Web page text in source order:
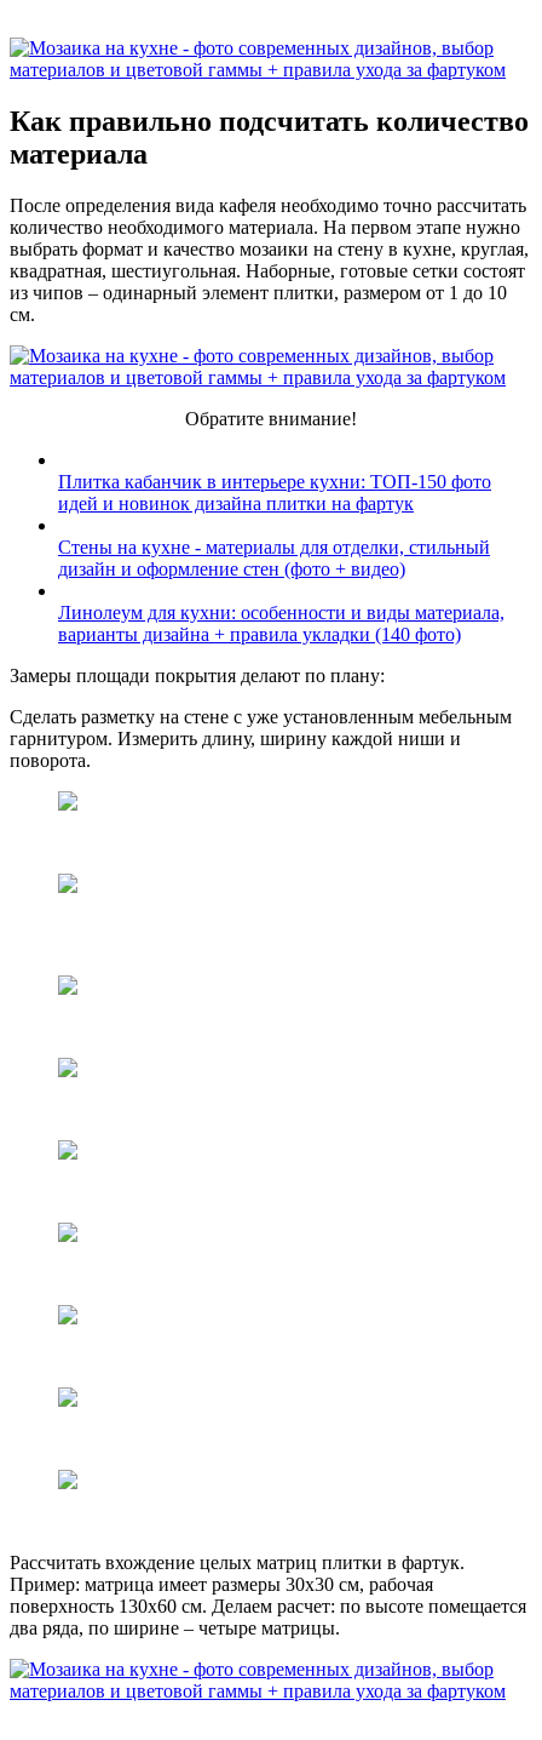
Как правильно подсчитать количество
материала
После определения вида кафеля необходимо точно рассчитать
количество необходимого материала. На первом этапе нужно
выбрать формат и качество мозаики на стену в кухне, круглая,
квадратная, шестиугольная. Наборные, готовые сетки состоят
из чипов – одинарный элемент плитки, размером от 1 до 10
см.
Обратите внимание!
Плитка кабанчик в интерьере кухни: ТОП-150 фото
идей и новинок дизайна плитки на фартук
Стены на кухне - материалы для отделки, стильный
дизайн и оформление стен (фото + видео)
Линолеум для кухни: особенности и виды материала,
варианты дизайна + правила укладки (140 фото)
Замеры площади покрытия делают по плану:
Сделать разметку на стене с уже установленным мебельным
гарнитуром. Измерить длину, ширину каждой ниши и
поворота.
Рассчитать вхождение целых матриц плитки в фартук.
Пример: матрица имеет размеры 30х30 см, рабочая
поверхность 130х60 см. Делаем расчет: по высоте помещается
два ряда, по ширине – четыре матрицы.